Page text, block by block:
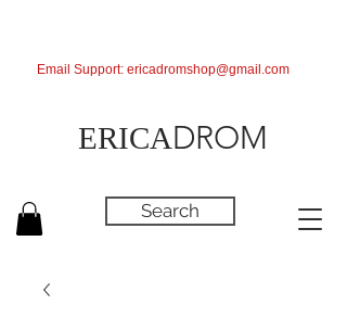
ERICADROM
Search
Email Support: ericadromshop@gmail.com